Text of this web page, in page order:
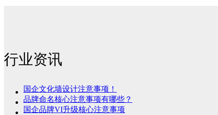
行业资讯
国企文化墙设计注意事项！
品牌命名核心注意事项有哪些？
国企品牌VI升级核心注意事项